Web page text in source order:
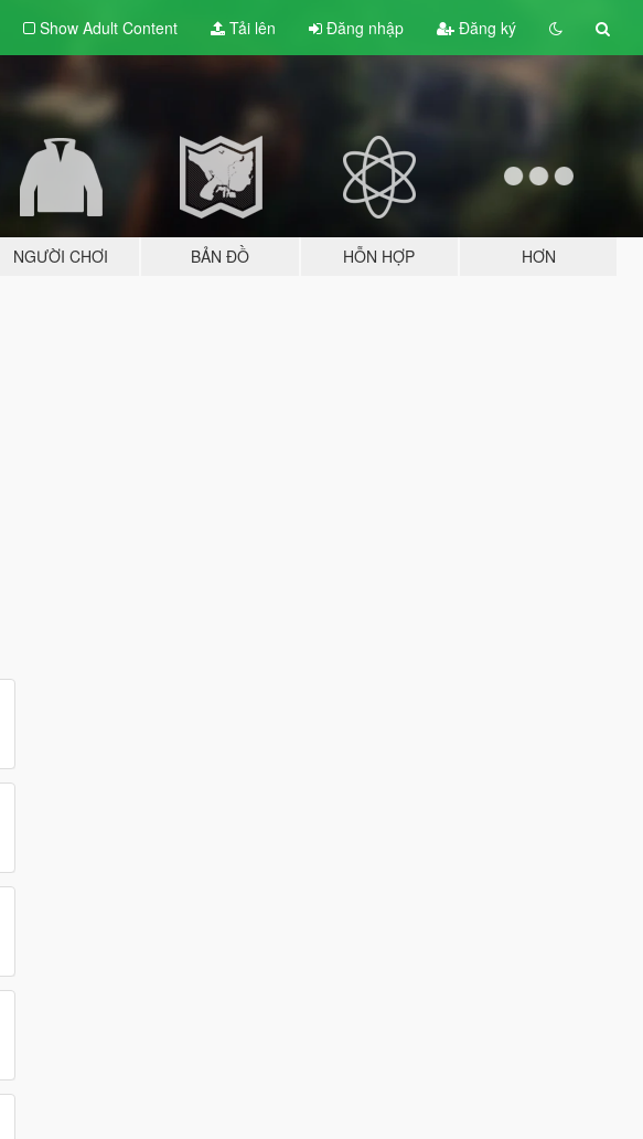
Show Adult Content Tải lên Đăng nhập Đăng ký
NGƯỜI CHƠI BẢN ĐỒ HỖN HỢP HƠN